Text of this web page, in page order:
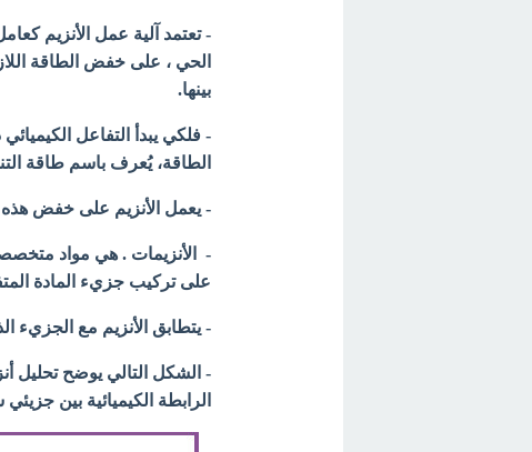
- تعتمد آلية عمل الأنزيم
الحي ، على خفض الطاقة
بينها.
- فلكي يبدأ التفاعل
الطاقة، يُعرف باسم طاقة
- يعمل الأنزيم على خفض هذه
- الأنزيمات . هي مواد
على تركيب جزيء المادة
- يتطابق الأنزيم مع الجزيء
- الشكل التالي يوضح تحليل
الرابطة الكيميائية بين